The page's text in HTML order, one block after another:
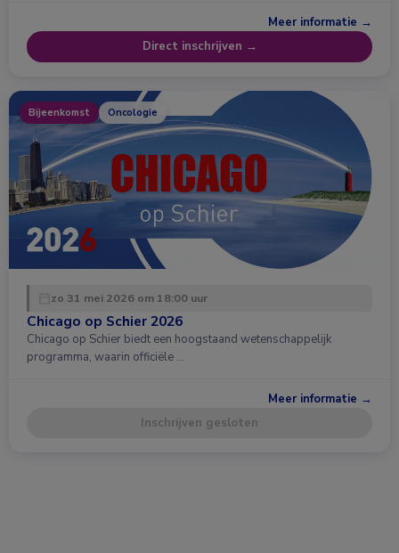
Meer informatie →
Direct inschrijven →
Bijeenkomst Oncologie
zo 31 mei 2026 om 18:00 uur
Chicago op Schier 2026
Chicago op Schier biedt een hoogstaand wetenschappelijk
programma, waarin officiële …
Meer informatie →
Inschrijven gesloten